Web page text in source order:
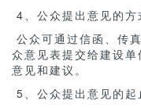
4、公众提出意见的方
公众可通过信函、传
众意见表提交给建设
意见和建议。
5、公众提出意见的起